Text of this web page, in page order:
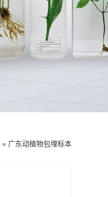
» 广东动植物包埋标本